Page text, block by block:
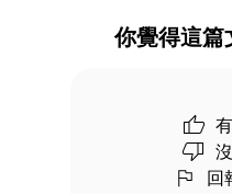
你覺得這篇
回